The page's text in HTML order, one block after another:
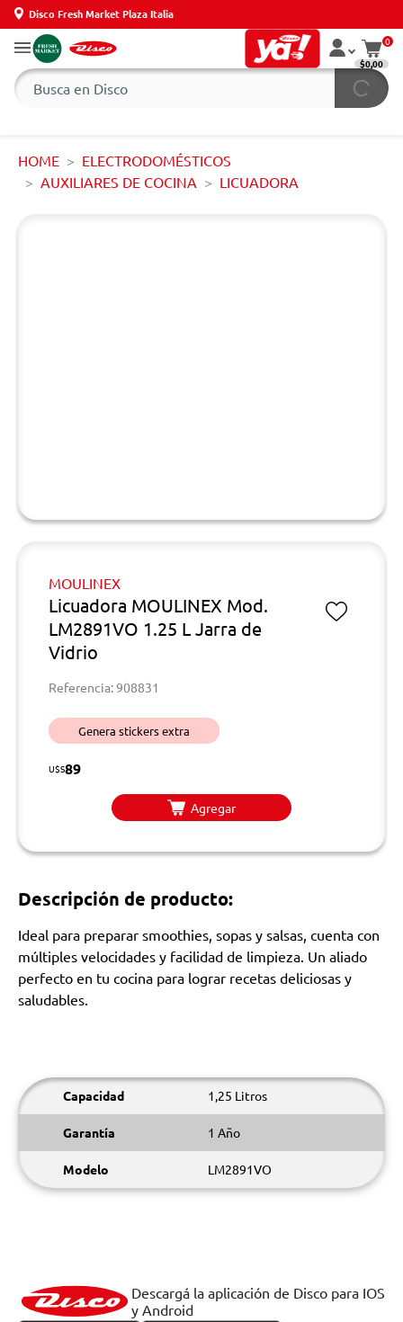
Disco Fresh Market Plaza Italia
0
$0,00
HOME
ELECTRODOMÉSTICOS
AUXILIARES DE COCINA
LICUADORA
MOULINEX
Licuadora MOULINEX Mod.
LM2891VO 1.25 L Jarra de
Vidrio
Referencia: 908831
Genera stickers extra
U$S89
Agregar
Descripción de producto:
Ideal para preparar smoothies, sopas y salsas, cuenta con
múltiples velocidades y facilidad de limpieza. Un aliado
perfecto en tu cocina para lograr recetas deliciosas y
saludables.
Capacidad 1,25 Litros
Garantía 1 Año
Modelo LM2891VO
Descargá la aplicación de Disco para IOS
y Android